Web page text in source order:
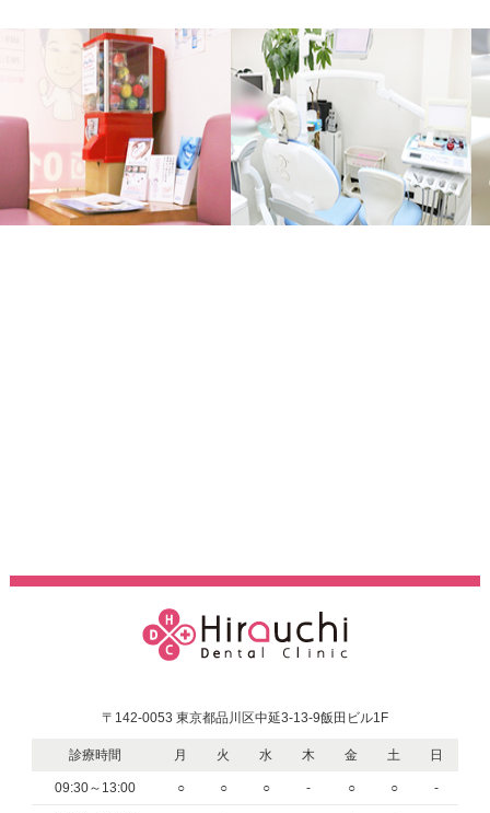
〒142-0053 東京都品川区中延3-13-9飯田ビル1F
診療時間 月 火 水 木 金 土 日
09:30～13:00 ○ ○ ○ - ○ ○ -